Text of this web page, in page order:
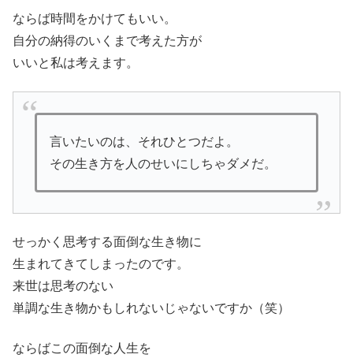
ならば時間をかけてもいい。
自分の納得のいくまで考えた方が
いいと私は考えます。
言いたいのは、それひとつだよ。
その生き方を人のせいにしちゃダメだ。
せっかく思考する面倒な生き物に
生まれてきてしまったのです。
来世は思考のない
単調な生き物かもしれないじゃないですか（笑）
ならばこの面倒な人生を